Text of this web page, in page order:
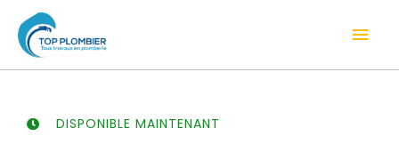
contenu
DISPONIBLE MAINTENANT